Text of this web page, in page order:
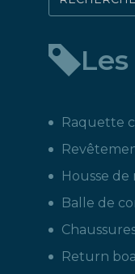
Raquette
Housse
Balle de
Return